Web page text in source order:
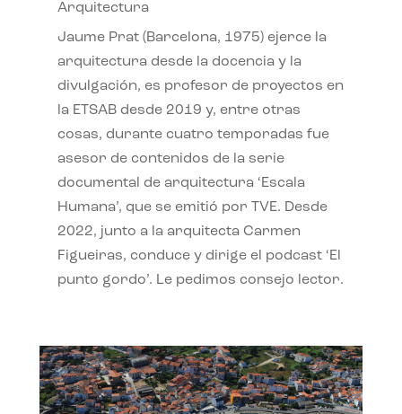
Arquitectura
Jaume Prat (Barcelona, 1975) ejerce la
arquitectura desde la docencia y la
divulgación, es profesor de proyectos en
la ETSAB desde 2019 y, entre otras
cosas, durante cuatro temporadas fue
asesor de contenidos de la serie
documental de arquitectura ‘Escala
Humana’, que se emitió por TVE. Desde
2022, junto a la arquitecta Carmen
Figueiras, conduce y dirige el podcast ‘El
punto gordo’. Le pedimos consejo lector.